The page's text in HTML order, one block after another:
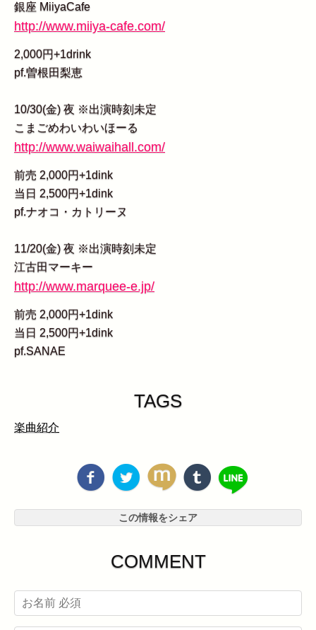
銀座 MiiyaCafe
http://www.miiya-cafe.com/
2,000円+1drink
pf.曽根田梨恵
10/30(金) 夜 ※出演時刻未定
こまごめわいわいほーる
http://www.waiwaihall.com/
前売 2,000円+1dink
当日 2,500円+1dink
pf.ナオコ・カトリーヌ
11/20(金) 夜 ※出演時刻未定
江古田マーキー
http://www.marquee-e.jp/
前売 2,000円+1dink
当日 2,500円+1dink
pf.SANAE
TAGS
楽曲紹介
この情報をシェア
COMMENT